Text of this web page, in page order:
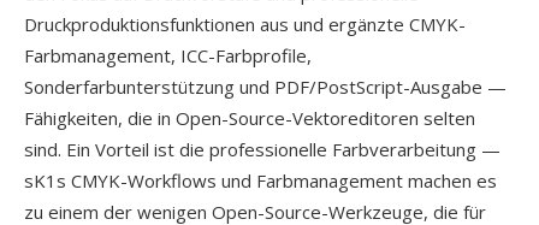
Druckproduktionsfunktionen aus und ergänzte CMYK-
Farbmanagement, ICC-Farbprofile,
Sonderfarbunterstützung und PDF/PostScript-Ausgabe —
Fähigkeiten, die in Open-Source-Vektoreditoren selten
sind. Ein Vorteil ist die professionelle Farbverarbeitung —
sK1s CMYK-Workflows und Farbmanagement machen es
zu einem der wenigen Open-Source-Werkzeuge, die für